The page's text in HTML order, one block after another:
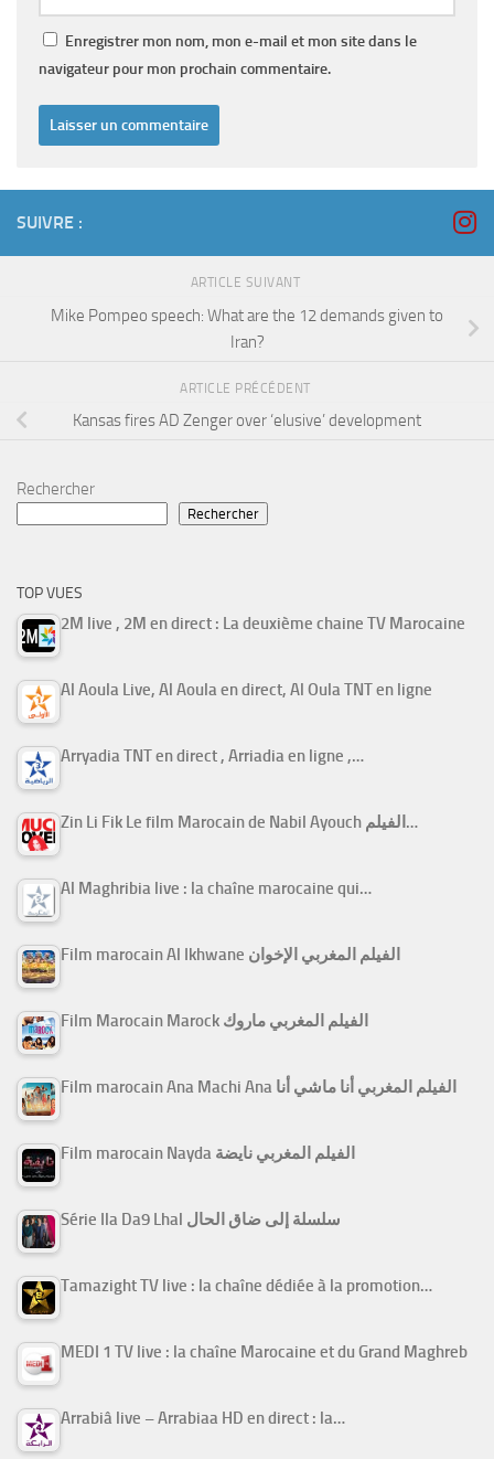
Enregistrer mon nom, mon e-mail et mon site dans le
navigateur pour mon prochain commentaire.
SUIVRE :
ARTICLE SUIVANT
Mike Pompeo speech: What are the 12 demands given to
Iran?
ARTICLE PRÉCÉDENT
Kansas fires AD Zenger over ‘elusive’ development
Rechercher
Rechercher
TOP VUES
2M live , 2M en direct : La deuxième chaine TV Marocaine
Al Aoula Live, Al Aoula en direct, Al Oula TNT en ligne
Arryadia TNT en direct , Arriadia en ligne ,…
Zin Li Fik Le film Marocain de Nabil Ayouch الفيلم…
Al Maghribia live : la chaîne marocaine qui…
Film marocain Al Ikhwane الفيلم المغربي الإخوان
Film Marocain Marock الفيلم المغربي ماروك
Film marocain Ana Machi Ana الفيلم المغربي أنا ماشي أنا
Film marocain Nayda الفيلم المغربي نايضة
Série Ila Da9 Lhal سلسلة إلى ضاق الحال
Tamazight TV live : la chaîne dédiée à la promotion…
MEDI 1 TV live : la chaîne Marocaine et du Grand Maghreb
Arrabiâ live – Arrabiaa HD en direct : la…